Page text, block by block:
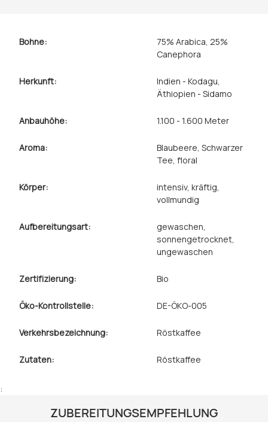
Bohne:
75% Arabica, 25%
Canephora
Herkunft: Indien - Kodagu,
Äthiopien - Sidamo
Anbauhöhe: 1.100 - 1.600 Meter
Aroma: Blaubeere, Schwarzer
Tee, floral
Körper: intensiv, kräftig,
vollmundig
Aufbereitungsart: gewaschen,
sonnengetrocknet,
ungewaschen
Zertifizierung: Bio
Öko-Kontrollstelle: DE-ÖKO-005
Verkehrsbezeichnung: Röstkaffee
Zutaten: Röstkaffee
:
ZUBEREITUNGSEMPFEHLUNG